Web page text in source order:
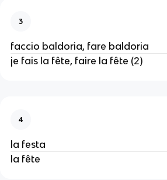
3
faccio baldoria, fare baldoria
je fais la fête, faire la fête (2)
4
la festa
la fête